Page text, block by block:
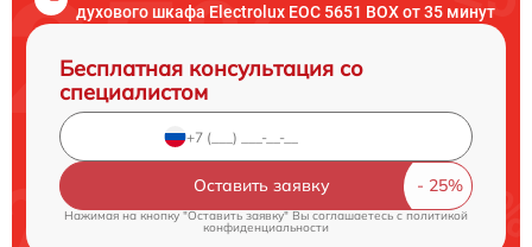
духового шкафа Electrolux EOC 5651 BOX от 35 минут
Бесплатная консультация со
специалистом
Оставить заявку
Нажимая на кнопку "Оставить заявку" Вы соглашаетесь c политикой
конфиденциальности